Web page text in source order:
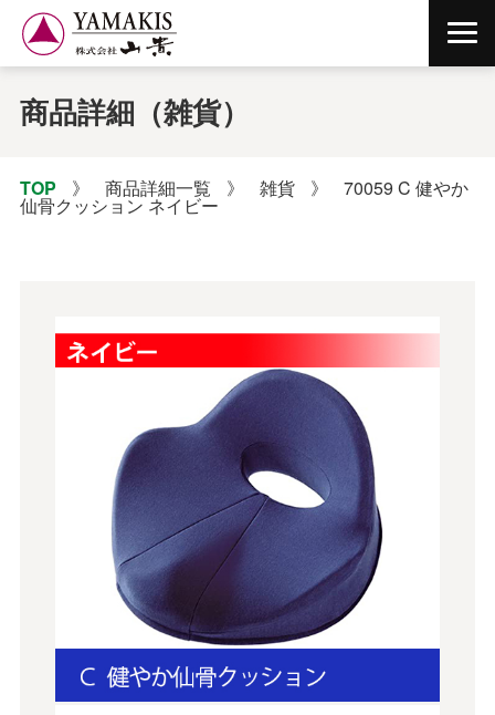
商品詳細（雑貨）
TOP 》 商品詳細一覧 》 雑貨 》 70059 C 健やか
仙骨クッション ネイビー